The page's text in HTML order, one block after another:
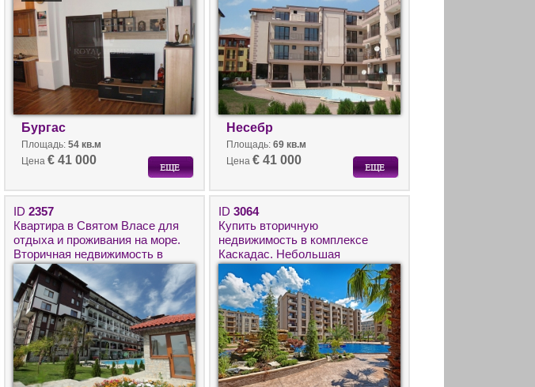
Бургас
Площадь: 54 кв.м
Цена € 41 000
Несебр
Площадь: 69 кв.м
Цена € 41 000
ID 2357
Квартира в Святом Власе для
отдыха и проживания на море.
Вторичная недвижимость в
Болгарии.
ID 3064
Купить вторичную
недвижимость в комплексе
Каскадас. Небольшая
двухкомнатная квартира на
Солнечном Берегу